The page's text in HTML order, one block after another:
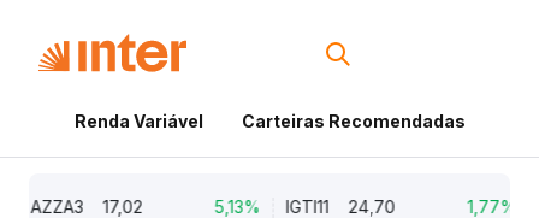
Renda Variável Carteiras Recomendadas
AZZA3 17,02 5,13% IGTI11 24,70 1,77%